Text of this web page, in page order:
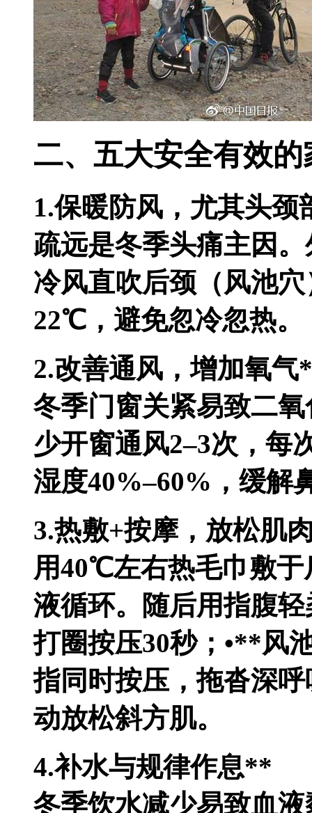
二、五大安全有效
1.保暖防风，尤其头颈
疏远是冬季头痛主因
冷风直吹后颈（风池
22℃，避免忽冷忽热。
2.改善通风，增加氧气
冬季门窗关紧易致二
少开窗通风2–3次，每
湿度40%–60%，缓解
3.热敷+按摩，放松肌
用40℃左右热毛巾敷于
液循环。随后用指腹
打圈按压30秒；•**风
指同时按压，拖沓深
动放松斜方肌。
4.补水与规律作息**
冬季饮水减少易致血